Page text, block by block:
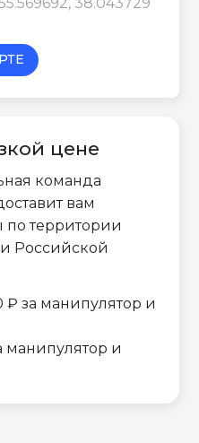
38.043729
цене
команда
вам
территории
Российской
за манипулятор и
манипулятор и